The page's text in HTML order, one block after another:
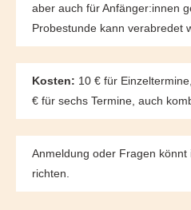
aber auch für Anfänger:innen
Probestunde kann verabredet
Kosten: 10 € für
€ für sechs Termine, auch
Anmeldung oder Fragen
richten.